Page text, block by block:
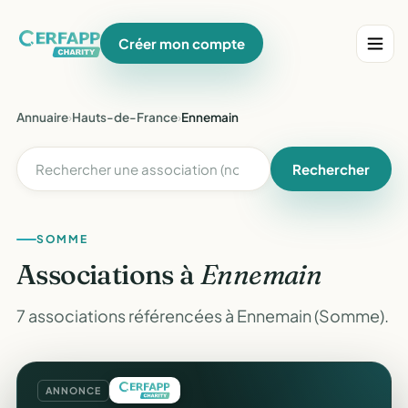
Créer mon compte
Annuaire›Hauts-de-France›Ennemain
Rechercher
SOMME
Associations àEnnemain
7 associations référencées à Ennemain (Somme).
ANNONCE